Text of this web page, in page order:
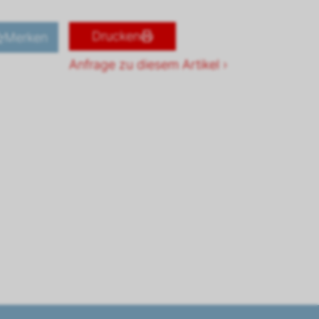
Merken
Drucken
Anfrage zu diesem Artikel ›